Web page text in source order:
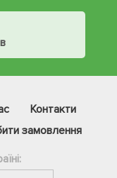
Контакти
замовлення